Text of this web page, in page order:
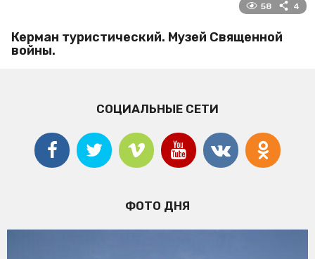
58 4
Керман туристический. Музей Священной
войны.
СОЦИАЛЬНЫЕ СЕТИ
ФОТО ДНЯ